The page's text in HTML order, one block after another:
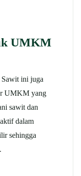
UMKM
ini juga
UMKM yang
sawit dan
dalam
sehingga